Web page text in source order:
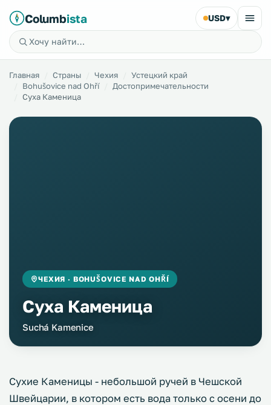
Columbista USD▾
Главная Страны Чехия
Устецкий край
Bohušovice nad Ohří
Достопримечательности
Суха Каменица
ЧЕХИЯ · BOHUŠOVICE NAD OHŘÍ
Суха Каменица
Suchá Kamenice
Сухие Каменицы - небольшой ручей в Чешской
Швейцарии, в котором есть вода только с осени до